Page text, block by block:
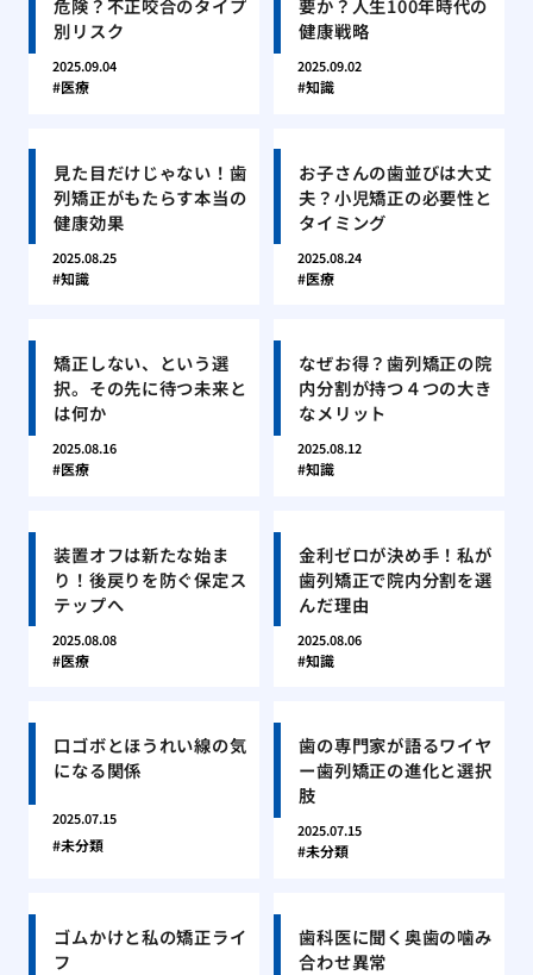
危険？不正咬合のタイプ
別リスク
2025.09.04
医療
要か？人生100年時代の
健康戦略
2025.09.02
知識
見た目だけじゃない！歯
列矯正がもたらす本当の
健康効果
2025.08.25
知識
お子さんの歯並びは大丈
夫？小児矯正の必要性と
タイミング
2025.08.24
医療
矯正しない、という選
択。その先に待つ未来と
は何か
2025.08.16
医療
なぜお得？歯列矯正の院
内分割が持つ４つの大き
なメリット
2025.08.12
知識
装置オフは新たな始ま
り！後戻りを防ぐ保定ス
テップへ
2025.08.08
医療
金利ゼロが決め手！私が
歯列矯正で院内分割を選
んだ理由
2025.08.06
知識
口ゴボとほうれい線の気
になる関係
2025.07.15
未分類
歯の専門家が語るワイヤ
ー歯列矯正の進化と選択
肢
2025.07.15
未分類
ゴムかけと私の矯正ライ
フ
歯科医に聞く奥歯の噛み
合わせ異常